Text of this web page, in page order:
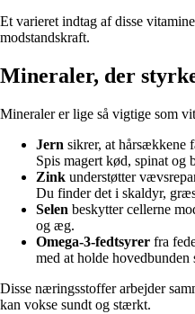
Et varieret indtag af disse
modstandskraft.
Mineraler, der
Mineraler er lige så vigtige som
Jern sikrer, at hårsækkene
Spis magert kød, spinat og
Zink understøtter
Du finder det i skaldyr,
Selen beskytter cellerne
og æg.
Omega-3-fedtsyrer fra
med at holde hovedbunden
Disse næringsstoffer arbejder
kan vokse sundt og stærkt.